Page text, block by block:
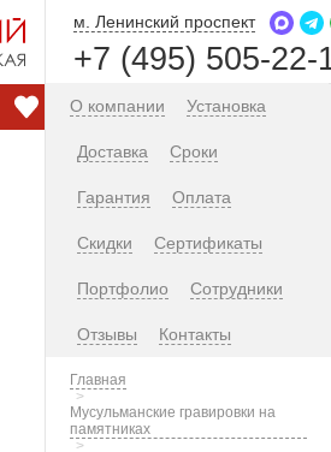
м. Ленинский проспект
+7 (495) 505-22-
О компании Установка
Доставка Сроки
Гарантия Оплата
Скидки Сертификаты
Портфолио Сотрудники
Отзывы Контакты
Главная
Мусульманские гравировки на
памятниках